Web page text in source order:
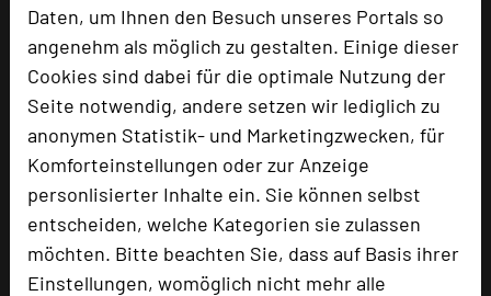
Daten, um Ihnen den Besuch unseres Portals so
angenehm als möglich zu gestalten. Einige dieser
Cookies sind dabei für die optimale Nutzung der
Seite notwendig, andere setzen wir lediglich zu
anonymen Statistik- und Marketingzwecken, für
Komforteinstellungen oder zur Anzeige
personlisierter Inhalte ein. Sie können selbst
entscheiden, welche Kategorien sie zulassen
möchten. Bitte beachten Sie, dass auf Basis ihrer
Einstellungen, womöglich nicht mehr alle
Landhotel Rügheim
Schlossweg 1
97461 Rügheim
phone +49 9523 50293-0
mail Email
language Homepage
zur Tagungsanfrage hinzufügen